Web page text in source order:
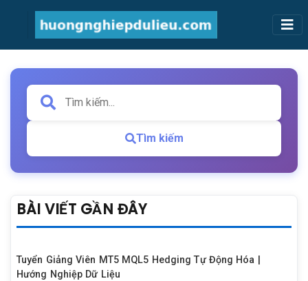
Tìm kiếm
BÀI VIẾT GẦN ĐÂY
Tuyển Giảng Viên MT5 MQL5 Hedging Tự Động Hóa |
Hướng Nghiệp Dữ Liệu